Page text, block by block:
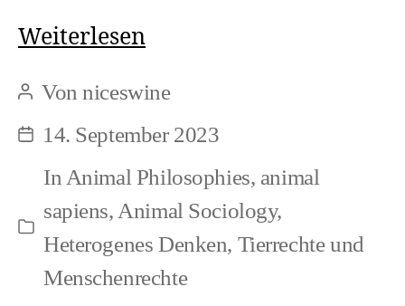
WeiterlesenHuman
amongst
Animal
Societies
Beitragsautor
Vonniceswine
Beitragsdatum
14. September 2023
Kategorien
In Animal Philosophies, animal
sapiens, Animal Sociology,
Heterogenes Denken, Tierrechte und
Menschenrechte